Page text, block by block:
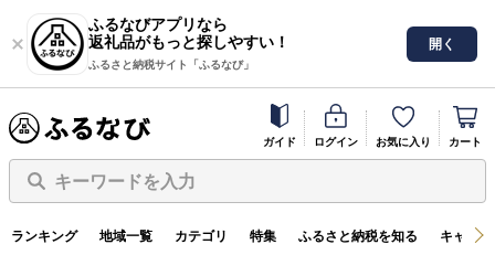
ふるなびアプリなら
返礼品がもっと探しやすい！
ふるさと納税サイト「ふるなび」
開く
ガイド ログイン お気に入り カート
キーワードを入力
ランキング 地域一覧 カテゴリ 特集 ふるさと納税を知る キャン